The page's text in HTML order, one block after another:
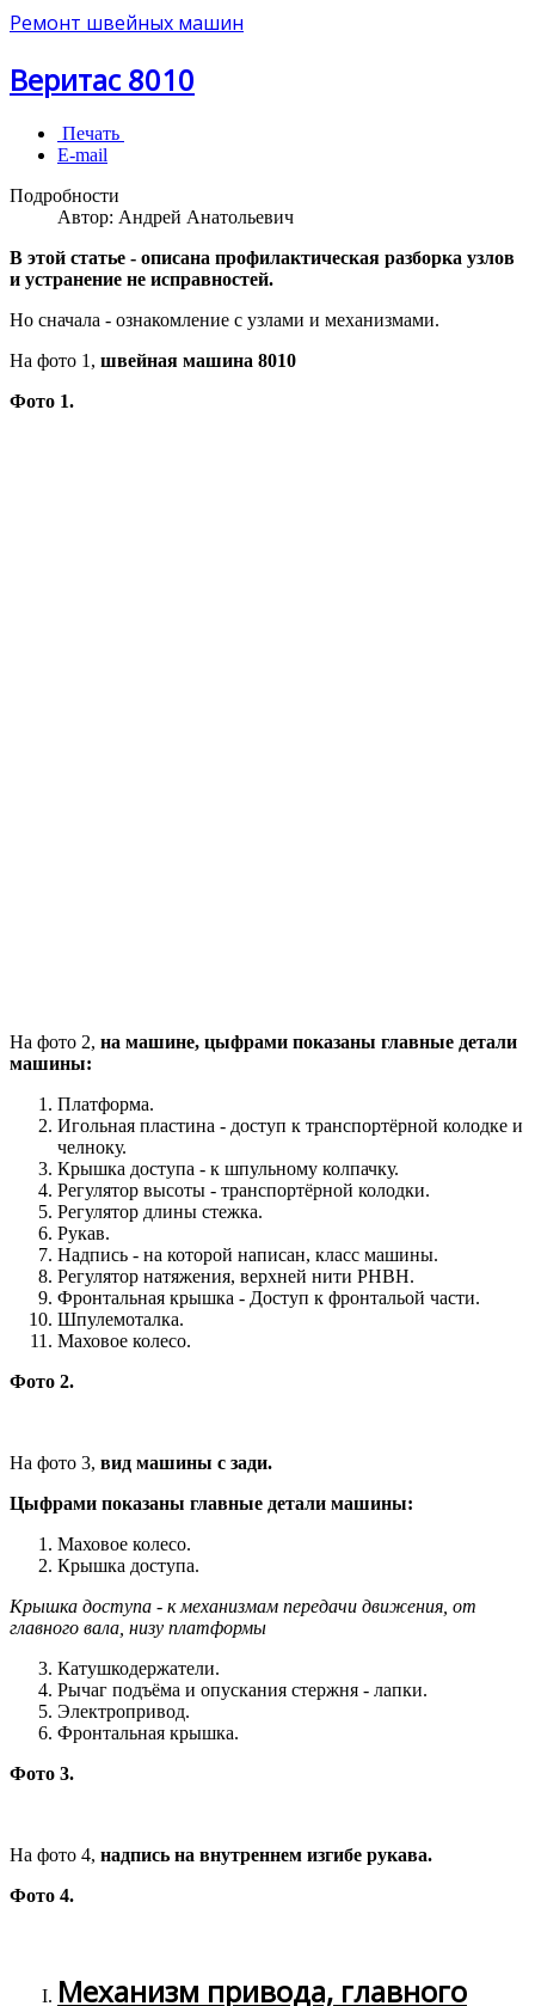
Ремонт швейных машин
Веритас 8010
Печать
E-mail
Подробности
Автор: Андрей Анатольевич
В этой статье - описана профилактическая разборка узлов
и устранение не исправностей.
Но сначала - ознакомление с узлами и механизмами.
На фото 1, швейная машина 8010
Фото 1.
На фото 2, на машине, цыфрами показаны главные детали
машины:
Платформа.
Игольная пластина - доступ к транспортёрной колодке и
челноку.
Крышка доступа - к шпульному колпачку.
Регулятор высоты - транспортёрной колодки.
Регулятор длины стежка.
Рукав.
Надпись - на которой написан, класс машины.
Регулятор натяжения, верхней нити РНВН.
Фронтальная крышка - Доступ к фронтальой части.
Шпулемоталка.
Маховое колесо.
Фото 2.
На фото 3, вид машины с зади.
Цыфрами показаны главные детали машины:
Маховое колесо.
Крышка доступа.
Крышка доступа - к механизмам передачи движения, от
главного вала, низу платформы
Катушкодержатели.
Рычаг подъёма и опускания стержня - лапки.
Электропривод.
Фронтальная крышка.
Фото 3.
На фото 4, надпись на внутреннем изгибе рукава.
Фото 4.
Механизм привода, главного